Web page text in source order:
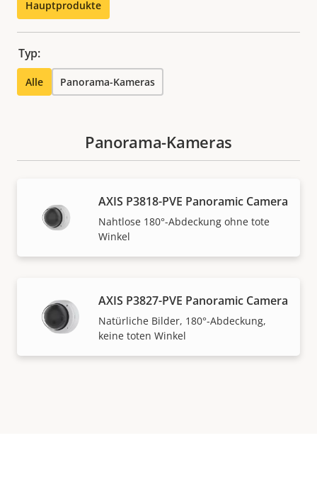
Hauptprodukte
Typ:
Alle Panorama-Kameras
Panorama-Kameras
AXIS P3818-PVE Panoramic Camera
Nahtlose 180°-Abdeckung ohne tote
Winkel
AXIS P3827-PVE Panoramic Camera
Natürliche Bilder, 180°-Abdeckung,
keine toten Winkel